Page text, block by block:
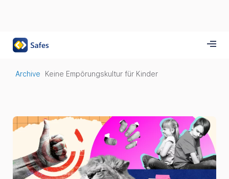
Archive Keine Empörungskultur für Kinder